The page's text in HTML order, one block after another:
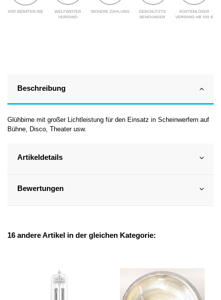
Beschreibung
Glühbirne mit großer Lichtleistung für den Einsatz in Scheinwerfern auf
Bühne, Disco, Theater usw.
Artikeldetails
Bewertungen
16 andere Artikel in der gleichen Kategorie: